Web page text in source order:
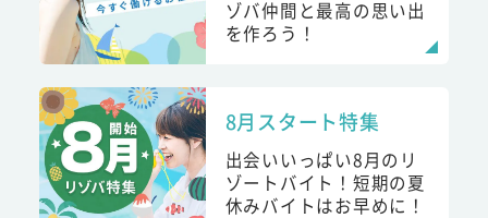
ゾバ仲間と最高の思い出
を作ろう！
8月スタート特集
出会いいっぱい8月のリ
ゾートバイト！短期の夏
休みバイトはお早めに！